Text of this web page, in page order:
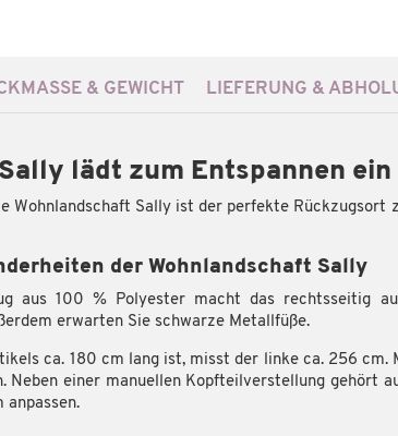
& GEWICHT LIEFERUNG &
lädt zum Entspannen ein
Wohnlandschaft Sally ist der perfekte
der Wohnlandschaft Sally
aus 100 % Polyester macht das rechtsseitig
erwarten Sie schwarze Metallfüße.
ca. 180 cm lang ist, misst der linke ca. 256
Neben einer manuellen Kopfteilverstellung